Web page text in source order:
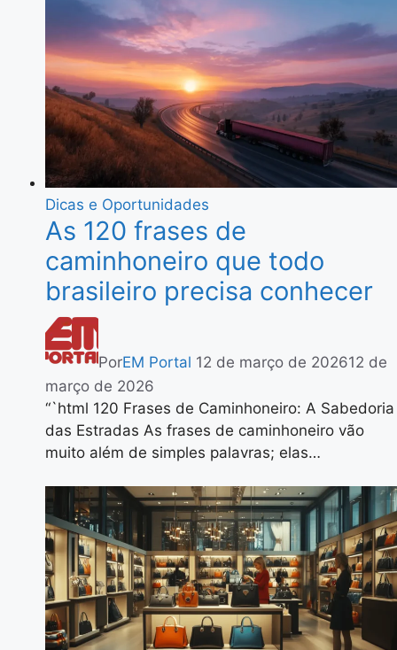
Dicas e Oportunidades
As 120 frases de
caminhoneiro que todo
brasileiro precisa conhecer
PorEM Portal 12 de março de 202612 de
março de 2026
“`html 120 Frases de Caminhoneiro: A Sabedoria
das Estradas As frases de caminhoneiro vão
muito além de simples palavras; elas…